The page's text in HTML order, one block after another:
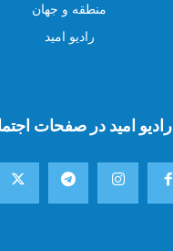
منطقه و جهان
رادیو امید
رادیو امید در صفحات